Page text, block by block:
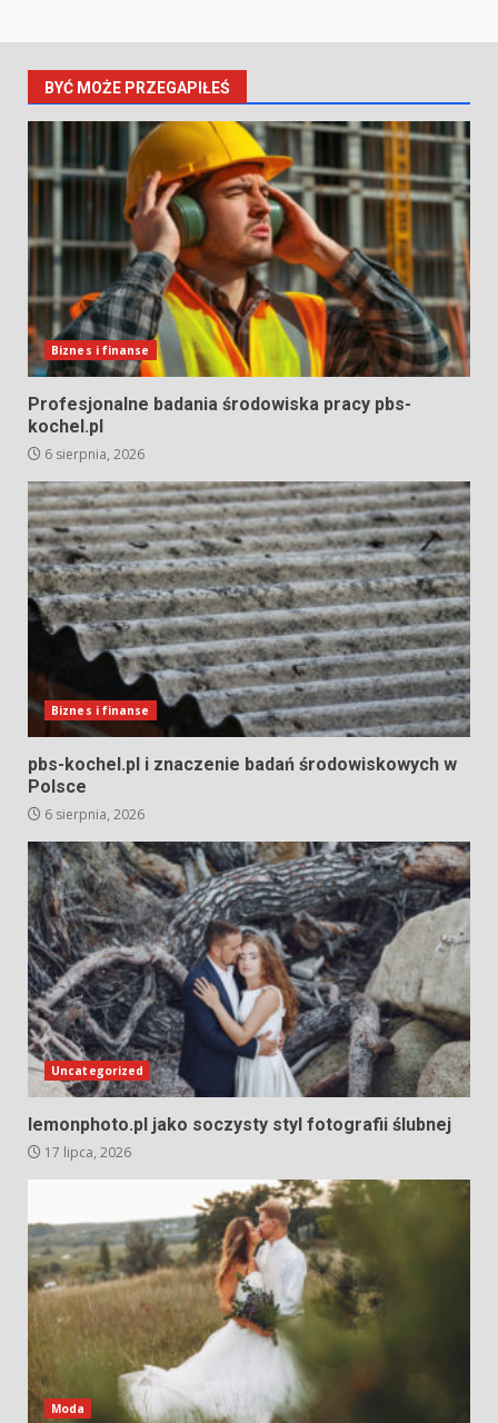
BYĆ MOŻE PRZEGAPIŁEŚ
Biznes i finanse
Profesjonalne badania środowiska pracy pbs-
kochel.pl
6 sierpnia, 2026
Biznes i finanse
pbs-kochel.pl i znaczenie badań środowiskowych w
Polsce
6 sierpnia, 2026
Uncategorized
lemonphoto.pl jako soczysty styl fotografii ślubnej
17 lipca, 2026
Moda